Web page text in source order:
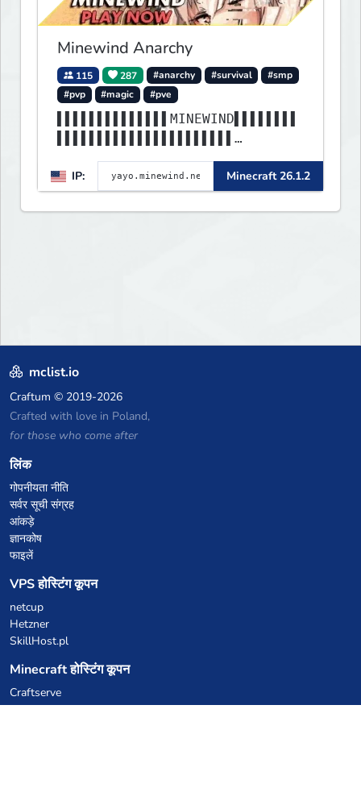
Minewind Anarchy
115 287 #anarchy #survival
#smp
#pvp
#magic #pve
▌▌▌▌▌▌▌▌▌▌▌▌▌▌MINEWIND▌▌▌▌▌▌▌▌
▌▌▌▌▌▌▌▌▌▌▌▌▌▌▌▌▌▌▌▌▌▌▌▌▌▌▌▌▌▌
▌▌▌▌▌▌▌▌▌▌▌▌▌▌▌▌▌▌▌▌▌▌
IP: Minecraft 26.1.2
mclist.io
Craftum © 2019-2026
Crafted with love in Poland,
for those who come after
लिंक
गोपनीयता नीति
सर्वर सूची संग्रह
आंकड़े
ज्ञानकोष
फाइलें
VPS होस्टिंग कूपन
netcup
Hetzner
SkillHost.pl
Minecraft होस्टिंग कूपन
Craftserve
IceHost.pl